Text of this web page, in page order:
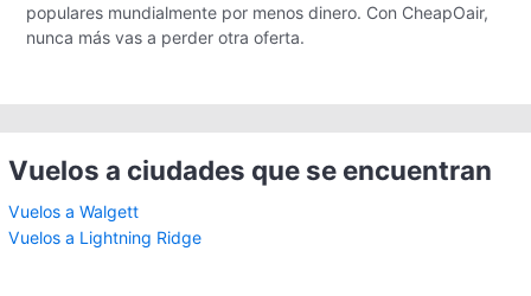
populares mundialmente por menos dinero. Con CheapOair,
nunca más vas a perder otra oferta.
Vuelos a ciudades que se encuentran
Vuelos a Walgett
Vuelos a Lightning Ridge